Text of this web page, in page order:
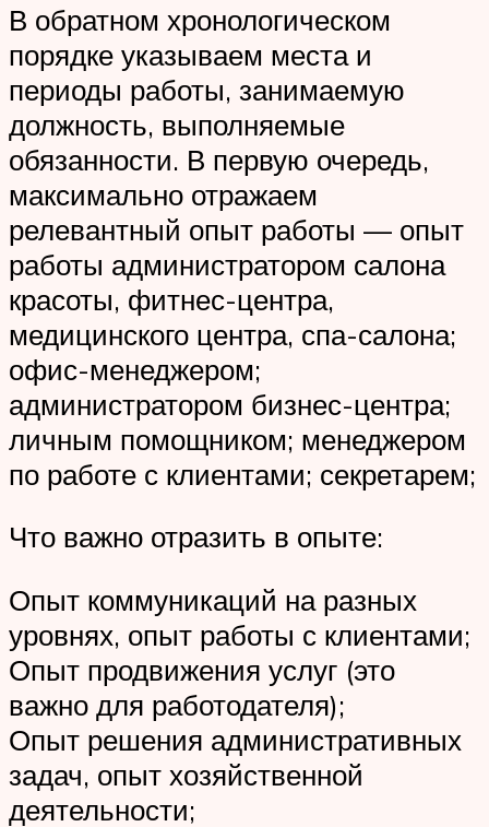
В обратном хронологическом
порядке указываем места и
периоды работы, занимаемую
должность, выполняемые
обязанности. В первую очередь,
максимально отражаем
релевантный опыт работы — опыт
работы администратором салона
красоты, фитнес-центра,
медицинского центра, спа-салона;
офис-менеджером;
администратором бизнес-центра;
личным помощником; менеджером
по работе с клиентами; секретарем;
Что важно отразить в опыте:
Опыт коммуникаций на разных
уровнях, опыт работы с клиентами;
Опыт продвижения услуг (это
важно для работодателя);
Опыт решения административных
задач, опыт хозяйственной
деятельности;